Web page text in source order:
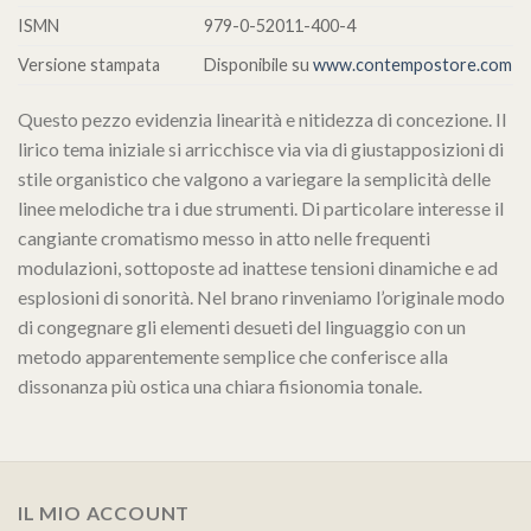
ISMN
979-0-52011-400-4
Versione stampata
Disponibile suwww.contempostore.com
Questo pezzo evidenzia linearità e nitidezza di concezione. Il
lirico tema iniziale si arricchisce via via di giustapposizioni di
stile organistico che valgono a variegare la semplicità delle
linee melodiche tra i due strumenti. Di particolare interesse il
cangiante cromatismo messo in atto nelle frequenti
modulazioni, sottoposte ad inattese tensioni dinamiche e ad
esplosioni di sonorità. Nel brano rinveniamo l’originale modo
di congegnare gli elementi desueti del linguaggio con un
metodo apparentemente semplice che conferisce alla
dissonanza più ostica una chiara fisionomia tonale.
IL MIO ACCOUNT